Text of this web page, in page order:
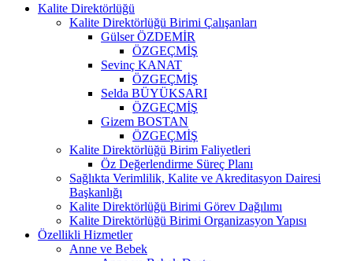
Kalite Direktörlüğü
Kalite Direktörlüğü Birimi Çalışanları
Gülser ÖZDEMİR
ÖZGEÇMİŞ
Sevinç KANAT
ÖZGEÇMİŞ
Selda BÜYÜKSARI
ÖZGEÇMİŞ
Gizem BOSTAN
ÖZGEÇMİŞ
Kalite Direktörlüğü Birim Faliyetleri
Öz Değerlendirme Süreç Planı
Sağlıkta Verimlilik, Kalite ve Akreditasyon Dairesi
Başkanlığı
Kalite Direktörlüğü Birimi Görev Dağılımı
Kalite Direktörlüğü Birimi Organizasyon Yapısı
Özellikli Hizmetler
Anne ve Bebek